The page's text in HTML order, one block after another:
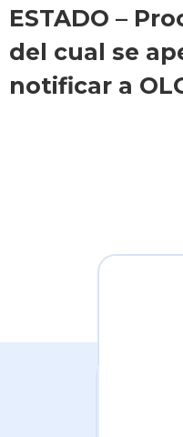
ESTADO –
del cual se
notificar a